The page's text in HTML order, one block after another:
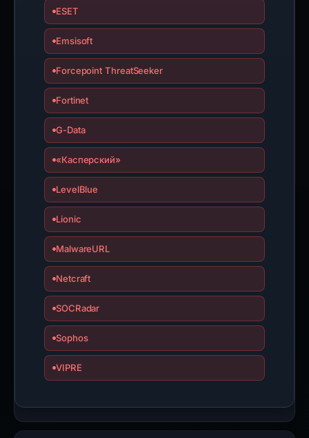
ESET
Emsisoft
Forcepoint ThreatSeeker
Fortinet
G-Data
«Касперский»
LevelBlue
Lionic
MalwareURL
Netcraft
SOCRadar
Sophos
VIPRE